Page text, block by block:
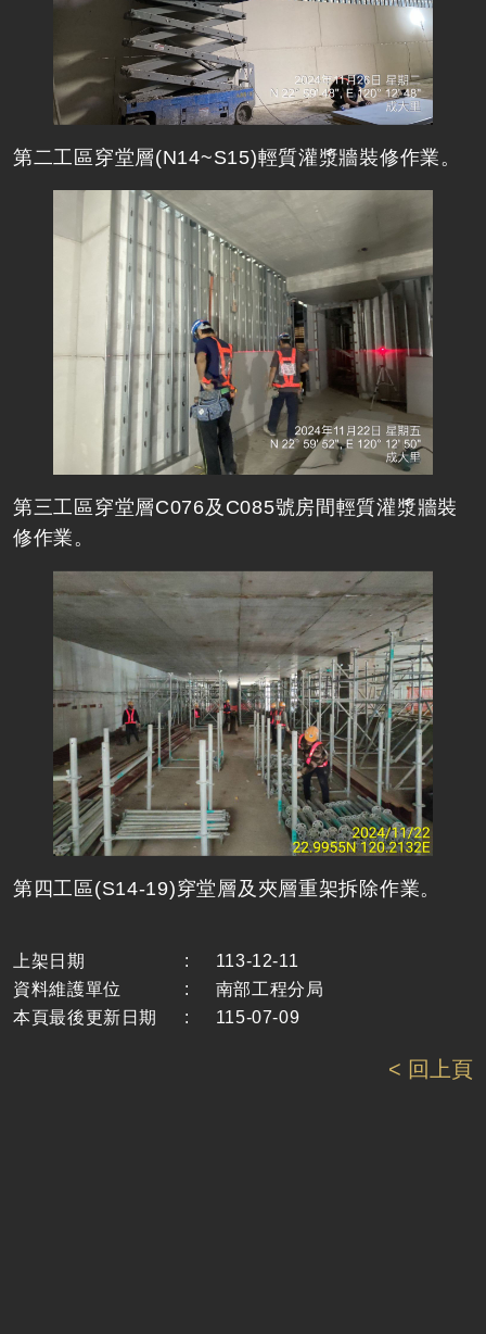
第二工區穿堂層(N14~S15)輕質灌漿牆裝修作業。
第三工區穿堂層C076及C085號房間輕質灌漿牆裝
修作業。
第四工區(S14-19)穿堂層及夾層重架拆除作業。
上架日期 :
113-12-11
資料維護單位
:
南部工程分局
本頁最後更新日期
: 115-07-09
< 回上頁